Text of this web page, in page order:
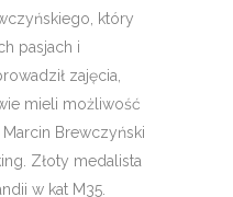
który
pasjach i
zajęcia,
mieli możliwość
Brewczyński
Złoty medalista
w kat M35.